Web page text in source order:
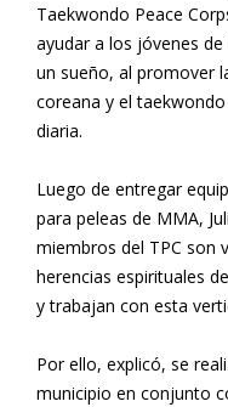
Taekwondo Peace
ayudar a los jóvenes
un sueño, al promover
coreana y el
diaria.
Luego de entregar
para peleas de MMA,
miembros del TPC son
herencias espirituales
y trabajan con esta
Por ello, explicó, se
municipio en conjunto